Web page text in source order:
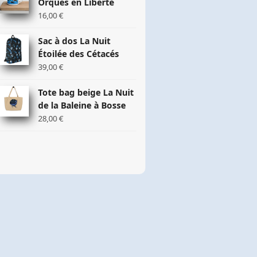
16,00€
Sac à dos La Nuit
Étoilée des Cétacés
39,00€
Tote bag beige La Nuit
de la Baleine à Bosse
28,00€